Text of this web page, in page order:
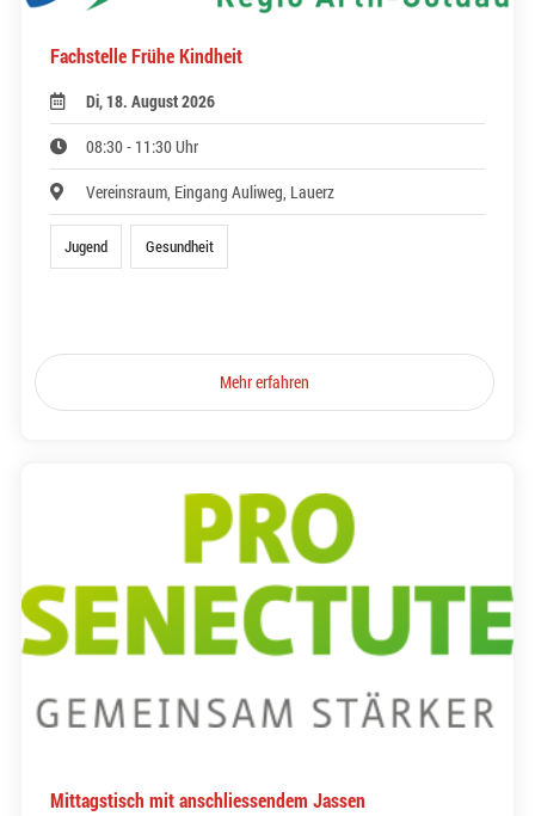
Fachstelle Frühe Kindheit
Di, 18. August 2026
08:30 - 11:30 Uhr
Vereinsraum, Eingang Auliweg, Lauerz
Jugend Gesundheit
Mehr erfahren
Mittagstisch mit anschliessendem Jassen